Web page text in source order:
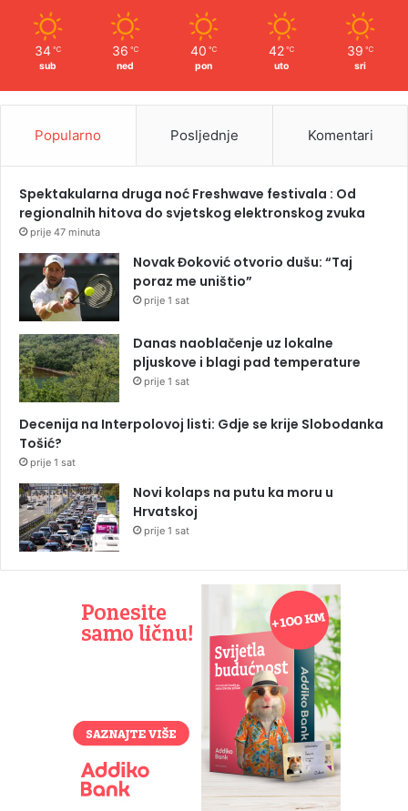
34 ℃
sub
36 ℃
ned
40 ℃
pon
42 ℃
uto
39 ℃
sri
Popularno Posljednje Komentari
Spektakularna druga noć Freshwave festivala : Od
regionalnih hitova do svjetskog elektronskog zvuka
prije 47 minuta
Novak Đoković otvorio dušu: “Taj
poraz me uništio”
prije 1 sat
Danas naoblačenje uz lokalne
pljuskove i blagi pad temperature
prije 1 sat
Decenija na Interpolovoj listi: Gdje se krije Slobodanka
Tošić?
prije 1 sat
Novi kolaps na putu ka moru u
Hrvatskoj
prije 1 sat